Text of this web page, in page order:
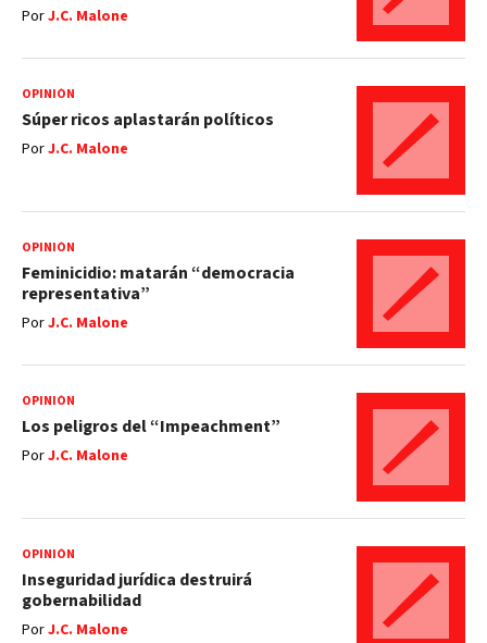
PorJ.C. Malone
OPINIÓN
Súper ricos aplastarán políticos
PorJ.C. Malone
OPINIÓN
Feminicidio: matarán “democracia
representativa”
PorJ.C. Malone
OPINIÓN
Los peligros del “Impeachment”
PorJ.C. Malone
OPINIÓN
Inseguridad jurídica destruirá
gobernabilidad
PorJ.C. Malone